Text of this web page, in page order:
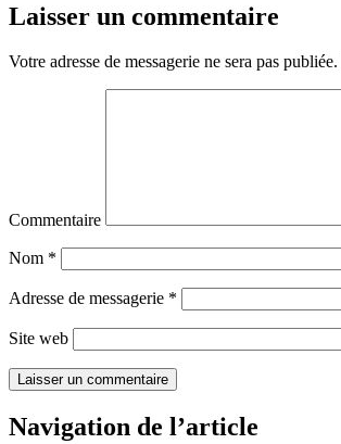
Laisser un commentaire
Votre adresse de messagerie ne sera pas publiée.
Commentaire
Nom *
Adresse de messagerie *
Site web
Navigation de l’article